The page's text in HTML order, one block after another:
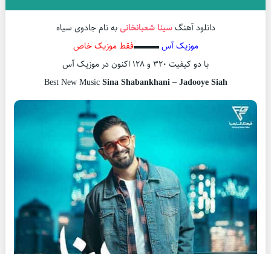
دانلود آهنگسینا شعبانخانیبه نام جادوی سیاه
موزیک آس▬▬▬فقط موزیک خاص
با دو کیفیت ۳۲۰ و ۱۲۸ اکنون در موزیک آس
Best New MusicSina Shabankhani – Jadooye Siah